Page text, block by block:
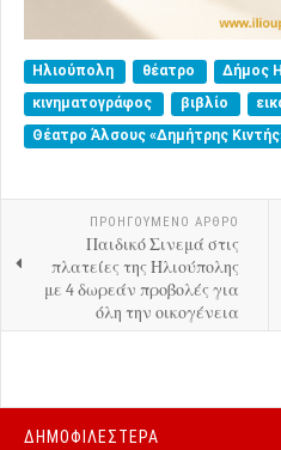
Ηλιούπολη θέατρο Δήμος
κινηματογράφος
βιβλίο
Θέατρο Άλσους «Δημήτρης
ΠΡΟΗΓΟΎΜΕΝΟ ΑΡΘΡΟ
Παιδικό Σινεμά στις
πλατείες της Ηλιούπολης
με 4 δωρεάν προβολές για
όλη την οικογένεια
ΔΗΜΟΦΙΛΕΣΤΕΡΑ